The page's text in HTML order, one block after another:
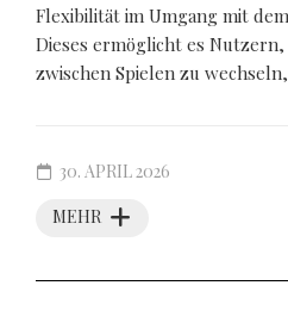
Flexibilität im Umgang mit
Dieses ermöglicht es
zwischen Spielen zu wechseln,
MEHR
30. APRIL 2026